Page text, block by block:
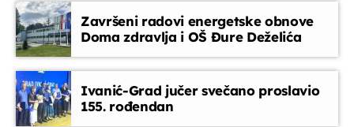
07:30 - 07:35
07:35 - 08:00
Završeni radovi energetske obnove
Doma zdravlja i OŠ Đure Deželića
Ivanić-Grad jučer svečano proslavio
155. rođendan